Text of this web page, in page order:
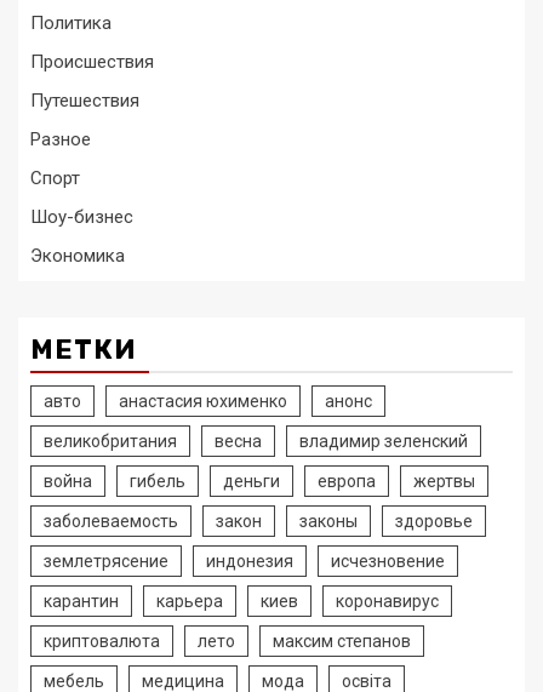
Политика
Происшествия
Путешествия
Разное
Спорт
Шоу-бизнес
Экономика
МЕТКИ
авто анастасия юхименко анонс
великобритания весна владимир зеленский
война гибель деньги европа жертвы
заболеваемость закон законы здоровье
землетрясение индонезия исчезновение
карантин карьера киев коронавирус
криптовалюта лето максим степанов
мебель медицина мода освіта